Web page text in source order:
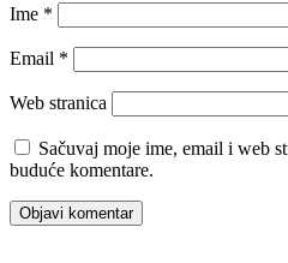
Ime *
Email *
Web stranica
Sačuvaj moje ime, email i web
buduće komentare.